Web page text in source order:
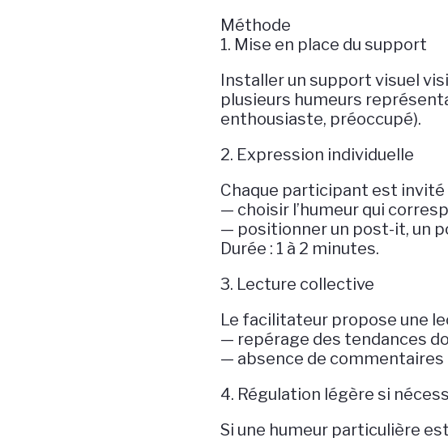
Méthode
1. Mise en place du support
Installer un support visuel
plusieurs humeurs
enthousiaste, préoccupé).
2. Expression individuelle
Chaque participant est invité
— choisir l’humeur qui
— positionner un post-it, un
Durée : 1 à 2 minutes.
3. Lecture collective
Le facilitateur propose une
— repérage des tendances
— absence de
4. Régulation légère si
Si une humeur particulière